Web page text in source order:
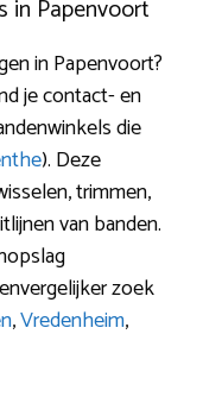
in Papenvoort
in Papenvoort?
je contact- en
die
). Deze
trimmen,
van banden.
zoek
,Vredenheim,